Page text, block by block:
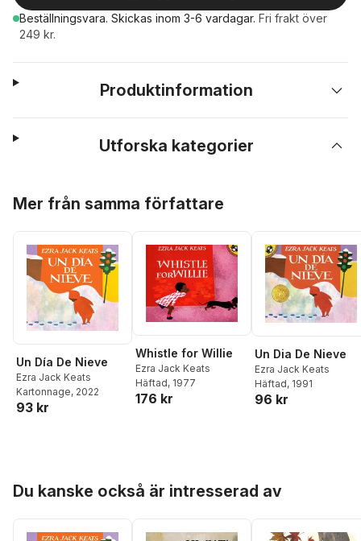
Beställningsvara. Skickas inom 3-6 vardagar. Fri frakt över
249 kr.
Produktinformation
Utforska kategorier
Mer från samma författare
Un Día De Nieve
Ezra Jack Keats
Kartonnage, 2022
93 kr
Whistle for Willie
Ezra Jack Keats
Häftad, 1977
176 kr
Un Dia De Nieve
Ezra Jack Keats
Häftad, 1991
96 kr
Du kanske också är intresserad av